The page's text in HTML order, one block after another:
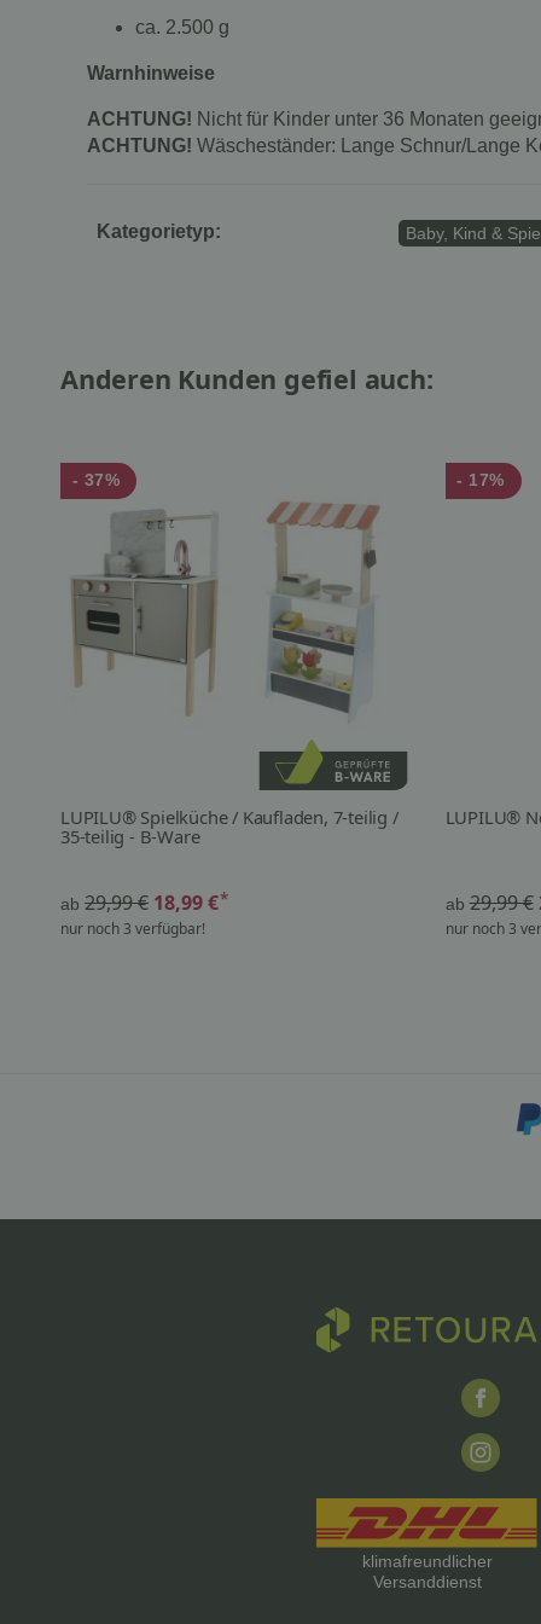
ca. 2.500 g
Warnhinweise
ACHTUNG! Nicht für Kinder unter 36 Monaten
ACHTUNG! Wäscheständer: Lange Schnur/Lange
Kategorietyp: Baby, Kind &
Anderen Kunden gefiel auch:
- 37%
LUPILU® Spielküche / Kaufladen, 7-teilig /
35-teilig - B-Ware
ab 29,99 € 18,99 €*
nur noch 3 verfügbar!
- 17%
LUPILU®
ab 29,99 €
nur noch 3
klimafreundlicher
Versanddienst